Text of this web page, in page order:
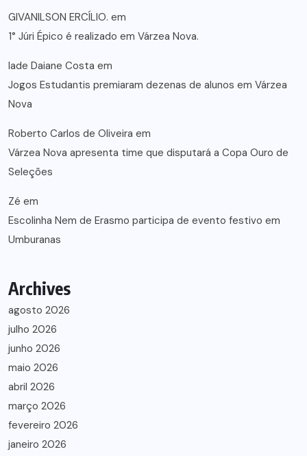
GIVANILSON ERCÍLIO. em
1° Júri Épico é realizado em Várzea Nova.
lade Daiane Costa em
Jogos Estudantis premiaram dezenas de alunos em Várzea
Nova
Roberto Carlos de Oliveira em
Várzea Nova apresenta time que disputará a Copa Ouro de
Seleções
Zé em
Escolinha Nem de Erasmo participa de evento festivo em
Umburanas
Archives
agosto 2026
julho 2026
junho 2026
maio 2026
abril 2026
março 2026
fevereiro 2026
janeiro 2026